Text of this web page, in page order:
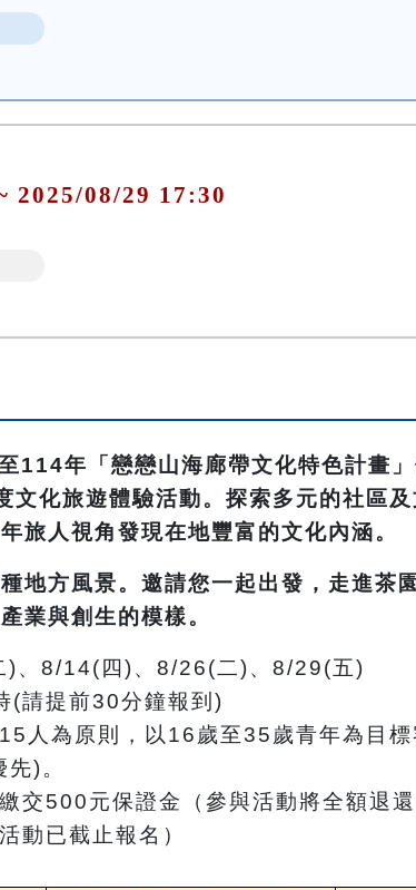
2025/08/29 17:30
114年「戀戀山海廊帶文化特色計畫
文化旅遊體驗活動。探索多元的社區
旅人視角發現在地豐富的文化內涵。
地方風景。邀請您一起出發，走進茶
業與創生的模樣。
)、8/14(四)、8/26(二)、8/29(五)
(請提前30分鐘報到)
人為原則，以16歲至35歲青年為目
)。
交500元保證金（參與活動將全額退還
動已截止報名）